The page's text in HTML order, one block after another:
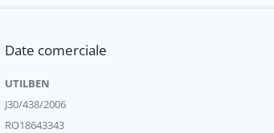
Date comerciale
UTILBEN
J30/438/2006
RO18643343